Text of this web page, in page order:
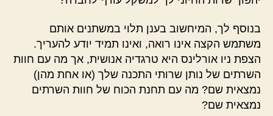
בנוסף לך, המיחשוב בענן תלוי במשתנים אותם
משתמש הקצה אינו רואה, ואינו תמיד יודע להעריך.
הצפת ניו אורלינס היא טרגדיה אנושית, אך מה עם חוות
השרתים של נותן שרותי התכנה שלך (או אחת מהן)
נמצאית שם? מה עם תחנת הכוח של חוות השרתים
נמצאית שם?